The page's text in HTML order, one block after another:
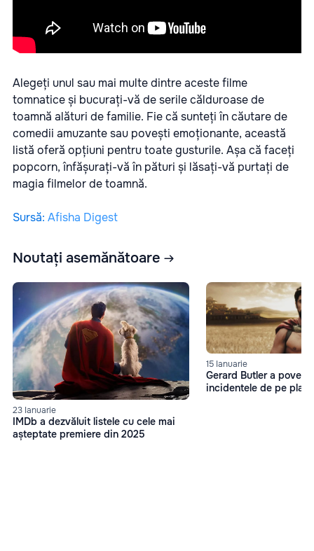
Alegeți unul sau mai multe dintre aceste filme
tomnatice și bucurați-vă de serile călduroase de
toamnă alături de familie. Fie că sunteți în căutare de
comedii amuzante sau povești emoționante, această
listă oferă opțiuni pentru toate gusturile. Așa că faceți
popcorn, înfășurați-vă în pături și lăsați-vă purtați de
magia filmelor de toamnă.
Sursă: Afisha Digest
Noutați asemănătoare
23 Ianuarie
IMDb a dezvăluit listele cu cele mai
așteptate premiere din 2025
15 Ianuarie
Gerard Butler a
incidentele de pe